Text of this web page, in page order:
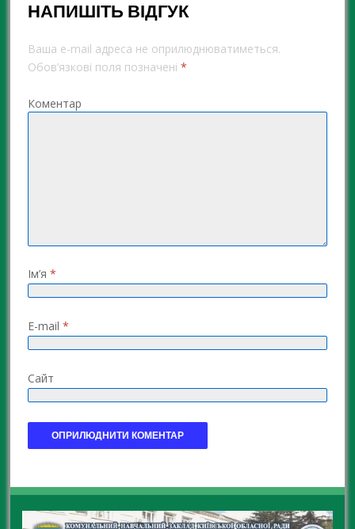
НАПИШІТЬ ВІДГУК
Ваша e-mail адреса не оприлюднюватиметься.
Обов’язкові поля позначені *
Коментар
Ім’я *
E-mail *
Сайт